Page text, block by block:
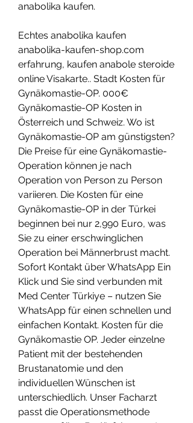
anabolika kaufen.
Echtes anabolika kaufen
anabolika-kaufen-shop.com
erfahrung, kaufen anabole steroide
online Visakarte.. Stadt Kosten für
Gynäkomastie-OP. 000€
Gynäkomastie-OP Kosten in
Österreich und Schweiz. Wo ist
Gynäkomastie-OP am günstigsten?
Die Preise für eine Gynäkomastie-
Operation können je nach
Operation von Person zu Person
variieren. Die Kosten für eine
Gynäkomastie-OP in der Türkei
beginnen bei nur 2,990 Euro, was
Sie zu einer erschwinglichen
Operation bei Männerbrust macht.
Sofort Kontakt über WhatsApp Ein
Klick und Sie sind verbunden mit
Med Center Türkiye – nutzen Sie
WhatsApp für einen schnellen und
einfachen Kontakt. Kosten für die
Gynäkomastie OP. Jeder einzelne
Patient mit der bestehenden
Brustanatomie und den
individuellen Wünschen ist
unterschiedlich. Unser Facharzt
passt die Operationsmethode